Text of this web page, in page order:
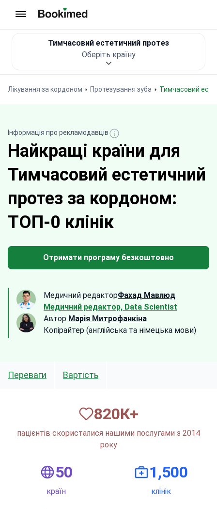
Лікування за кордоном Протезування зуба Тимчасовий
Тимчасовий естетичний протез
Оберіть країну
Інформація про рекламодавців
Найкращі країни для
Тимчасовий естетичний
протез за кордоном:
ТОП-0 клінік
Отримати програму безкоштовно
Медичний редакторФахад Мавлюд
Медичний редактор, Data Scientist
Автор Марія Митрофанкіна
Копірайтер (англійська та німецька мови)
Переваги Вартість
820К+
пацієнтів скористалися нашими послугами з 2014
року
50
країн
1,500
клінік